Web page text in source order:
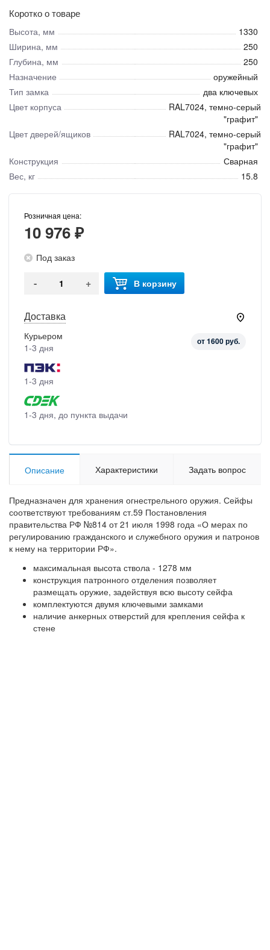
Коротко о товаре
Высота, мм
1330
Ширина, мм
250
Глубина, мм
250
Назначение
оружейный
Тип замка
два ключевых
Цвет корпуса
RAL7024, темно-серый
"графит"
Цвет дверей/ящиков
RAL7024, темно-серый
"графит"
Конструкция
Сварная
Вес, кг
15.8
Розничная цена:
10 976 ₽
Под заказ
- + В корзину
Доставка
Курьером
1-3 дня
от 1600 руб.
1-3 дня
1-3 дня, до пункта выдачи
Описание Характеристики Задать вопрос
Предназначен для хранения огнестрельного оружия. Сейфы
соответствуют требованиям ст.59 Постановления
правительства РФ №814 от 21 июля 1998 года «О мерах по
регулированию гражданского и служебного оружия и патронов
к нему на территории РФ».
максимальная высота ствола - 1278 мм
конструкция патронного отделения позволяет
размещать оружие, задействуя всю высоту сейфа
комплектуются двумя ключевыми замками
наличие анкерных отверстий для крепления сейфа к
стене